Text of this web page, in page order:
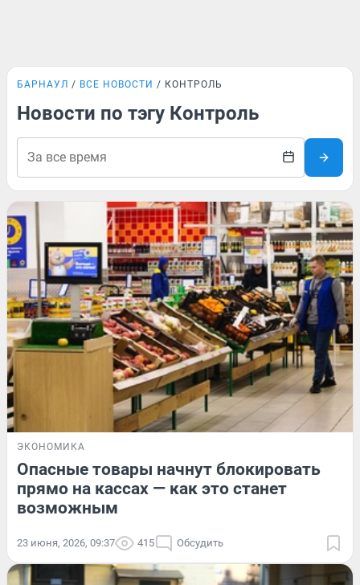
БАРНАУЛ ВСЕ НОВОСТИ КОНТРОЛЬ
Новости по тэгу Контроль
ЭКОНОМИКА
Опасные товары начнут блокировать
прямо на кассах — как это станет
возможным
23 июня, 2026, 09:37 415 Обсудить